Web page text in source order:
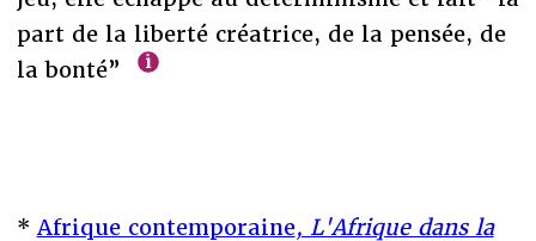
part de la liberté créatrice, de la pensée, de
la bonté”
* Afrique contemporaine, L'Afrique dans la